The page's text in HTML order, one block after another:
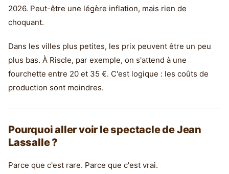
2026. Peut-être une légère inflation, mais rien de
choquant.
Dans les villes plus petites, les prix peuvent être un peu
plus bas. À Riscle, par exemple, on s'attend à une
fourchette entre 20 et 35 €. C'est logique : les coûts de
production sont moindres.
Pourquoi aller voir le spectacle de Jean
Lassalle ?
Parce que c'est rare. Parce que c'est vrai.